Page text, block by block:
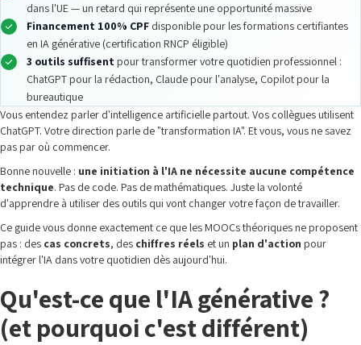
dans l'UE — un retard qui représente une opportunité massive
Financement 100% CPF disponible pour les formations certifiantes
en IA générative (certification RNCP éligible)
3 outils suffisent pour transformer votre quotidien professionnel :
ChatGPT pour la rédaction, Claude pour l'analyse, Copilot pour la
bureautique
Vous entendez parler d'intelligence artificielle partout. Vos collègues utilisent
ChatGPT. Votre direction parle de "transformation IA". Et vous, vous ne savez
pas par où commencer.
Bonne nouvelle : une initiation à l'IA ne nécessite aucune compétence
technique. Pas de code. Pas de mathématiques. Juste la volonté
d'apprendre à utiliser des outils qui vont changer votre façon de travailler.
Ce guide vous donne exactement ce que les MOOCs théoriques ne proposent
pas : des cas concrets, des chiffres réels et un plan d'action pour
intégrer l'IA dans votre quotidien dès aujourd'hui.
Qu'est-ce que l'IA générative ?
(et pourquoi c'est différent)